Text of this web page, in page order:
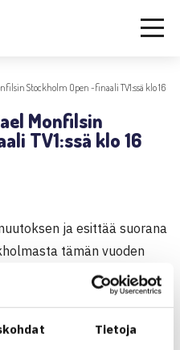
Tietoja
Stockholm Open -finaali TV1:ssä klo 16
Monfilsin
TV1:ssä klo 16
ja esittää suorana
tämän vuoden
Openin, kaksinpelin
myös YLE Urheilun